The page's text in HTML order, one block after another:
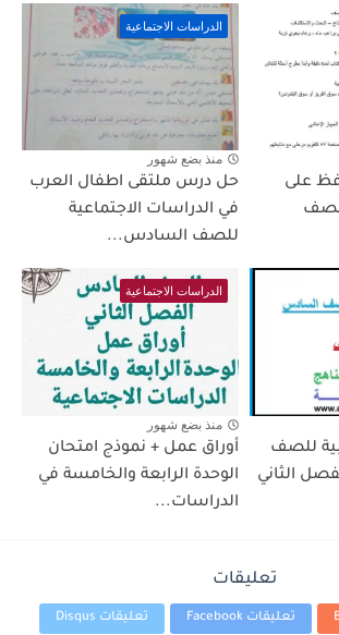
على
الدراسات الاجتماعية
منذ بضع شهور
حل درس ملتقى اطفال العرب
في الدراسات الاجتماعية
للصف السادس...
للصف
الثاني
الدراسات الاجتماعية
منذ بضع شهور
أوراق عمل + نموذج امتحان
الوحدة الرابعة والخامسة في
الدراسات...
تعليقات
تعليقات Facebook تعليقات Disqus